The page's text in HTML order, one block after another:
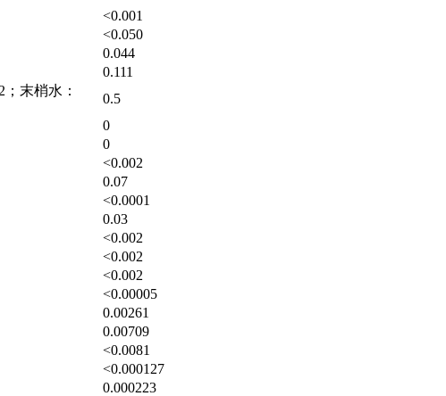
<0.001
<0.050
0.044
0.111
末梢水：
0.5
0
0
<0.002
0.07
<0.0001
0.03
<0.002
<0.002
<0.002
<0.00005
0.00261
0.00709
<0.0081
<0.000127
0.000223